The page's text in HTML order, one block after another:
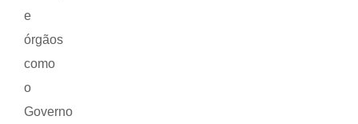
e
órgãos
como
o
Governo